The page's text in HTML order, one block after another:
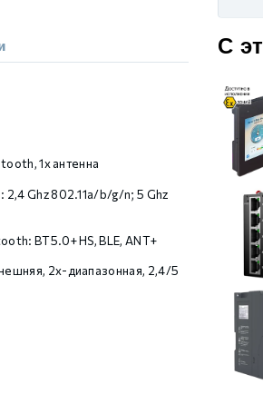
1х антенна
2,4 Ghz 802.11a/b/g/n; 5 Ghz
BT5.0+ HS, BLE, ANT+
2х-диапазонная, 2,4/5
С